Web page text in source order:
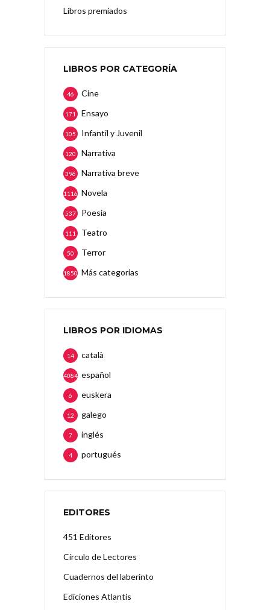
Libros premiados
LIBROS POR CATEGORÍA
Cine
46
Ensayo
171
Infantil y Juvenil
105
Narrativa
120
Narrativa breve
396
Novela
1116
Poesía
537
Teatro
111
Terror
50
Más categorias
1850
LIBROS POR IDIOMAS
català
14
español
4084
euskera
6
galego
12
inglés
7
portugués
4
EDITORES
451 Editores
Círculo de Lectores
Cuadernos del laberinto
Ediciones Atlantis